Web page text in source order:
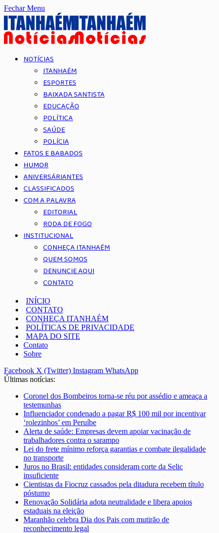
Fechar Menu
NOTÍCIAS
ITANHAÉM
ESPORTES
BAIXADA SANTISTA
EDUCAÇÃO
POLÍTICA
SAÚDE
POLÍCIA
FATOS E BABADOS
HUMOR
ANIVERSÁRIANTES
CLASSIFICADOS
COM A PALAVRA
EDITORIAL
RODA DE FOGO
INSTITUCIONAL
CONHEÇA ITANHAÉM
QUEM SOMOS
DENUNCIE AQUI
CONTATO
INÍCIO
CONTATO
CONHEÇA ITANHAÉM
POLÍTICAS DE PRIVACIDADE
MAPA DO SITE
Contato
Sobre
Facebook X (Twitter) Instagram WhatsApp
Últimas notícias:
Coronel dos Bombeiros torna-se réu por assédio e ameaça a
testemunhas
Influenciador condenado a pagar R$ 100 mil por incentivar
‘rolezinhos’ em Peruíbe
Alerta de saúde: Empresas devem apoiar vacinação de
trabalhadores contra o sarampo
Lei do frete mínimo reforça garantias e combate ilegalidade
no transporte
Juros no Brasil: entidades consideram corte da Selic
insuficiente
Cientistas da Fiocruz cassados pela ditadura recebem título
póstumo
Renovação Solidária adota neutralidade e libera apoios
estaduais na eleição
Maranhão celebra Dia dos Pais com mutirão de
reconhecimento legal